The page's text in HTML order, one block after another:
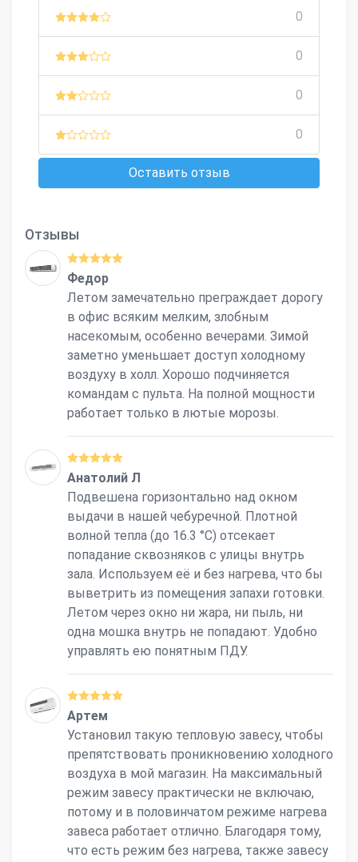
0
0
0
0
Оставить отзыв
Отзывы
Федор
Летом замечательно преграждает дорогу
в офис всяким мелким, злобным
насекомым, особенно вечерами. Зимой
заметно уменьшает доступ холодному
воздуху в холл. Хорошо подчиняется
командам с пульта. На полной мощности
работает только в лютые морозы.
Анатолий Л
Подвешена горизонтально над окном
выдачи в нашей чебуречной. Плотной
волной тепла (до 16.3 °С) отсекает
попадание сквозняков с улицы внутрь
зала. Используем её и без нагрева, что бы
выветрить из помещения запахи готовки.
Летом через окно ни жара, ни пыль, ни
одна мошка внутрь не попадают. Удобно
управлять ею понятным ПДУ.
Артем
Установил такую тепловую завесу, чтобы
препятствовать проникновению холодного
воздуха в мой магазин. На максимальный
режим завесу практически не включаю,
потому и в половинчатом режиме нагрева
завеса работает отлично. Благодаря тому,
что есть режим без нагрева, также завесу